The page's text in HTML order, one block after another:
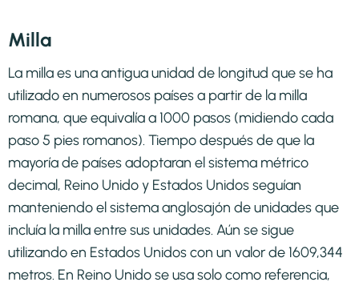
Milla
La milla es una antigua unidad de longitud que se ha
utilizado en numerosos países a partir de la milla
romana, que equivalía a 1000 pasos (midiendo cada
paso 5 pies romanos). Tiempo después de que la
mayoría de países adoptaran el sistema métrico
decimal, Reino Unido y Estados Unidos seguían
manteniendo el sistema anglosajón de unidades que
incluía la milla entre sus unidades. Aún se sigue
utilizando en Estados Unidos con un valor de 1609,344
metros. En Reino Unido se usa solo como referencia,